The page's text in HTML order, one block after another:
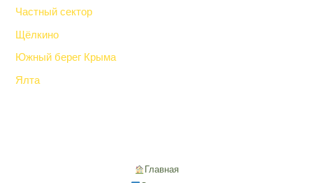
Частный сектор
Щёлкино
Южный берег Крыма
Ялта
Главная